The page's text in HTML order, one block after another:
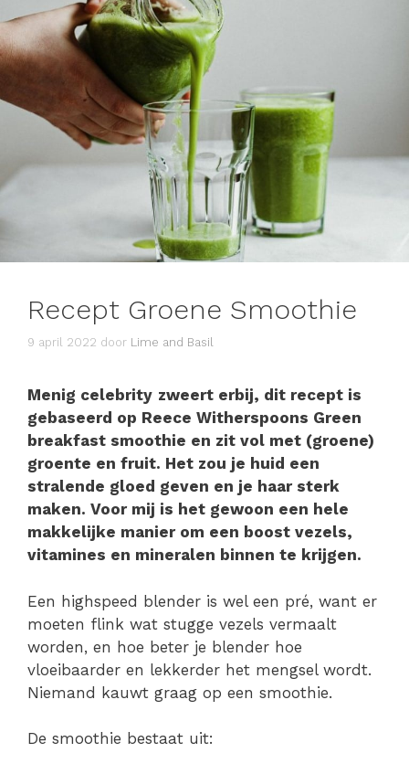
Recept Groene Smoothie
9 april 2022 door Lime and Basil
Menig celebrity zweert erbij, dit recept is
gebaseerd op Reece Witherspoons Green
breakfast smoothie en zit vol met (groene)
groente en fruit. Het zou je huid een
stralende gloed geven en je haar sterk
maken. Voor mij is het gewoon een hele
makkelijke manier om een boost vezels,
vitamines en mineralen binnen te krijgen.
Een highspeed blender is wel een pré, want er
moeten flink wat stugge vezels vermaalt
worden, en hoe beter je blender hoe
vloeibaarder en lekkerder het mengsel wordt.
Niemand kauwt graag op een smoothie.
De smoothie bestaat uit: